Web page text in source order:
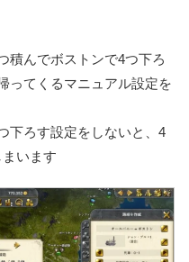
積んでボストンで4つ下ろ
ってくるマニュアル設定を
下ろす設定をしないと、4
います